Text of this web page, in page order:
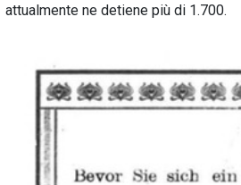
attualmente ne detiene più di 1.700.